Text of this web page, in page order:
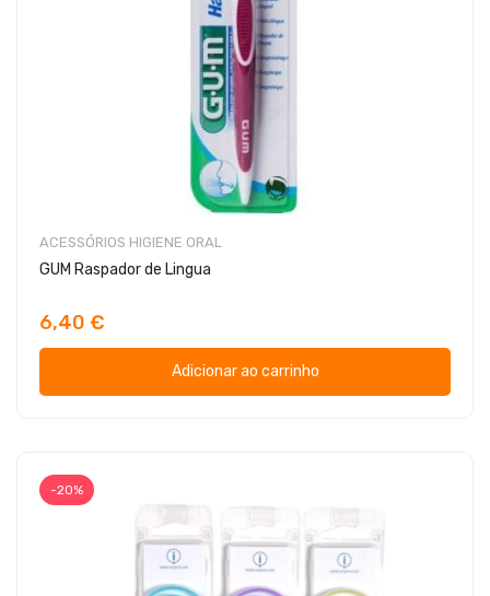
ACESSÓRIOS HIGIENE ORAL
GUM Raspador de Lingua
6,40 €
Adicionar ao carrinho
-20%